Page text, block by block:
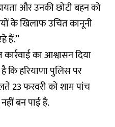
और उनकी छोटी बहन को
के खिलाफ उचित कानूनी
हैं.’’
का आश्वासन दिया
कि हरियाणा पुलिस पर
23 फरवरी को शाम पांच
बन पाई है.